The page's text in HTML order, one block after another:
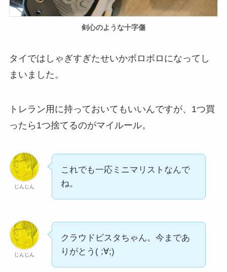
剣心のような十字傷
タイではしゃぎすぎたせいかボロボロになってし
まいました。
トレラン用に持っておいてもいいんですが、1つ買
ったら1つ捨てるのがマイルール。
じんじん
これでも一応ミニマリストなんで
ね。
じんじん
クラウドビスタちゃん。今まであ
りがとう( ;∀;)